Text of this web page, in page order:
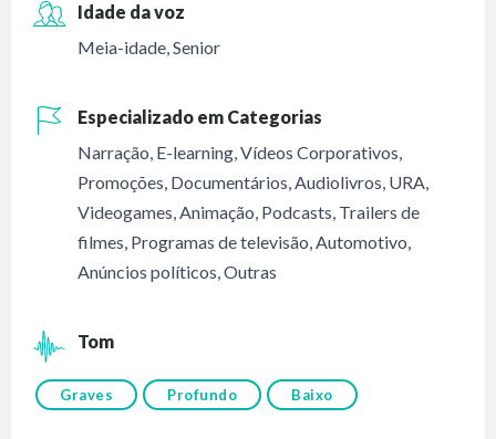
Idade da voz
Meia-idade,Senior
Especializado em Categorias
Narração, E-learning,Vídeos Corporativos,
Promoções, Documentários,Audiolivros, URA,
Videogames,Animação, Podcasts, Trailers de
filmes, Programas de televisão,Automotivo,
Anúncios políticos,Outras
Tom
Graves Profundo Baixo